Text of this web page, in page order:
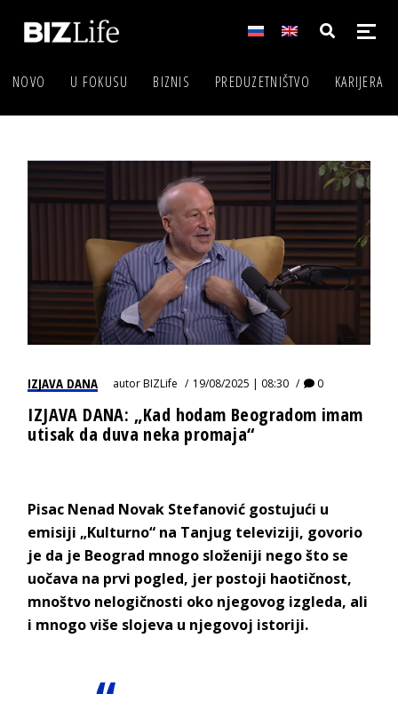
NOVO U FOKUSU BIZNIS PREDUZETNIŠTVO KARIJERA
IZJAVA DANA autorBIZLife 19/08/2025 | 08:30 0
IZJAVA DANA: „Kad hodam Beogradom imam
utisak da duva neka promaja“
Pisac Nenad Novak Stefanović gostujući u
emisiji „Kulturno“ na Tanjug televiziji, govorio
je da je Beograd mnogo složeniji nego što se
uočava na prvi pogled, jer postoji haotičnost,
mnoštvo nelogičnosti oko njegovog izgleda, ali
i mnogo više slojeva u njegovoj istoriji.